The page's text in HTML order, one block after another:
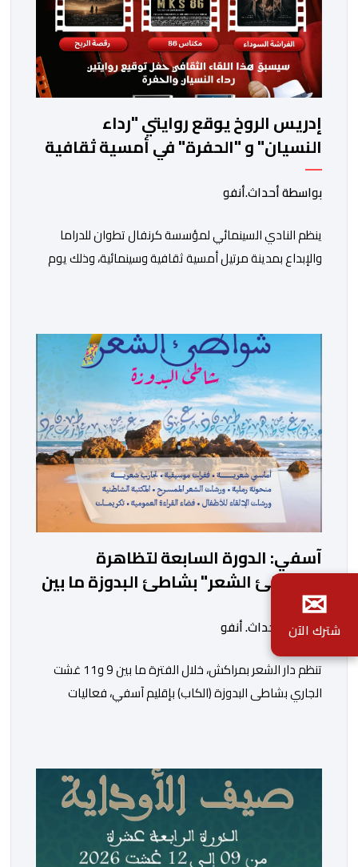
إدريس الروخ يوقع روايتي "رداء
النسيان" و "الحفرة" في أمسية ثقافية
بمرتيل
بواسطة أحداث.أنفو
ينظم النادي السينمائي لمؤسسة كرنفال تطوان للدراما
والإبداع بمدينة مرتيل أمسية ثقافية وسينمائية، وذلك يوم
الشراكة المبرمة بين الجامعة الوطنية للأندية السينمائية
بالمغرب ووزارة الشباب والثقافة والتواصل – قطاع الثقافة،
وتنزيلا لبرنامجها الرامي إلى تعزيز الثقافة السينمائية […]
آسفي: الدورة السابعة لتظاهرة
"شواطئ الشعر" بشاطئ البدوزة ما بين
9 و11 غشت
بواسطة أحداث. أنفو
تنظم دار الشعر بمراكش، خلال الفترة ما بين 9 و11 غشت
الجاري بشاطى البدوزة (الكاب) بإقليم آسفي، فعاليات
الجهوية لقطاع الثقافة مراكش -آسفي، تندرج ضمن انفتاح
الدار على مختلف المدن والجهات المغربية الجنوبية، وأيضا
من أجل المزيد من الانفتاح […]
✉
شترك الآن